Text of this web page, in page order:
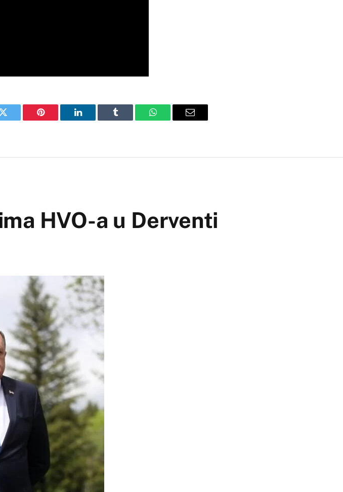
Twitter Pinterest LinkedIn Tumblr WhatsAppEmail
HVO-a u Derventi